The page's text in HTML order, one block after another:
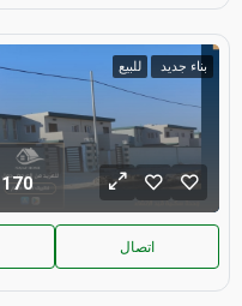
بناء جديد للبيع
170
اتصال